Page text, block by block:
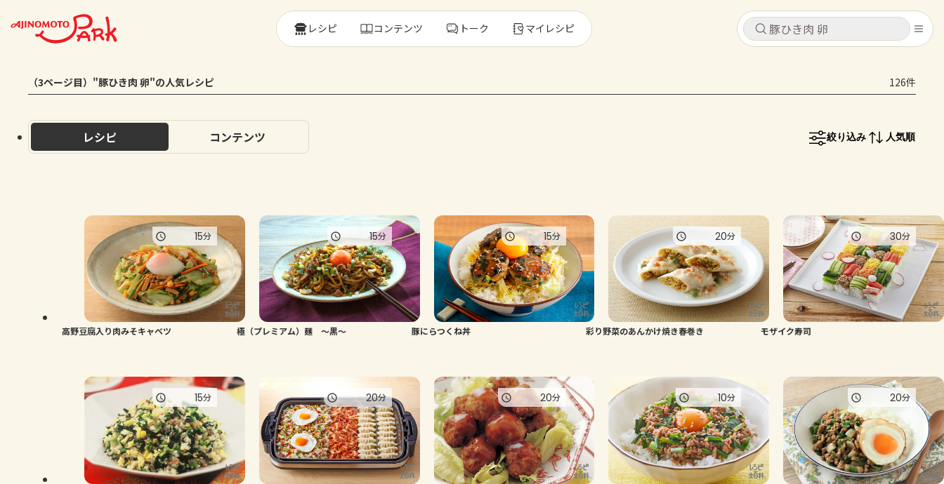
キャンセル
ログインするとレシピを保存できます
コンテンツ
レシピ
トーク
よくあるお問い合わせ
お買い物
AJINOMOTO PARK とは
キャンセル
レシピ コンテンツ
レシピ コンテンツ トーク マイレシピ
（3ページ目）"豚ひき肉 卵"の人気レシピ 126件
レシピ コンテンツ 絞り込み 人気順
高野豆腐入り肉みそキャベツ
15分
極（プレミアム）麺 ～黒～
15分
豚にらつくね丼
15分
彩り野菜のあんかけ焼き春巻き
20分
モザイク寿司
30分
15分 20分 20分 10分 20分